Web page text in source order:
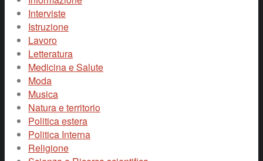
Interviste
Istruzione
Lavoro
Letteratura
Medicina e Salute
Moda
Musica
Natura e territorio
Politica estera
Politica Interna
Religione